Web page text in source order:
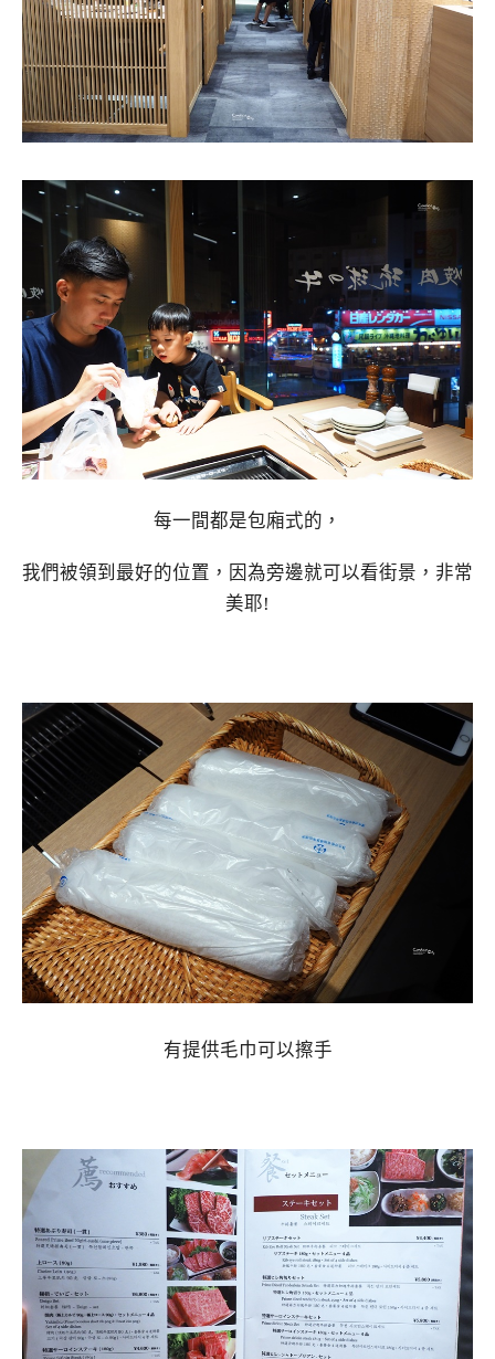
每一間都是包廂式的，
我們被領到最好的位置，因為旁邊就可以看街景，非常
美耶!
有提供毛巾可以擦手